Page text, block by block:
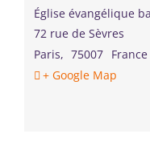
Église évangélique
72 rue de Sèvres
Paris, 75007 France
+ Google Map